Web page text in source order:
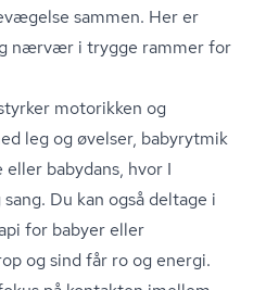
sammen. Her er
nærvær i trygge rammer for
motorikken og
leg og øvelser, babyrytmik
babydans, hvor I
Du kan også deltage i
for babyer eller
og sind får ro og energi.